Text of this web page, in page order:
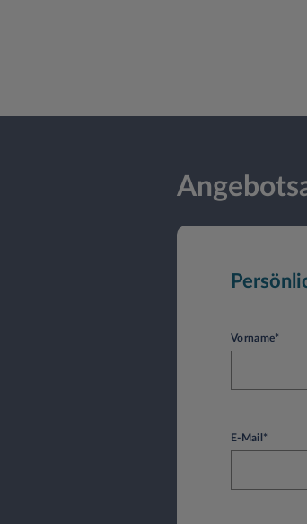
Vorname*
E-Mail*